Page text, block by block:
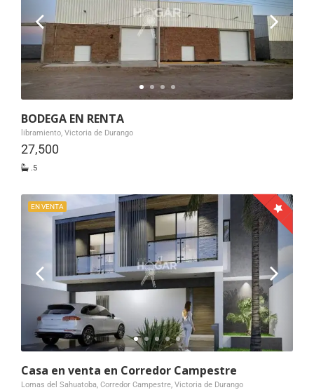
BODEGA EN RENTA
libramiento, Victoria de Durango
27,500
.5
EN VENTA
Casa en venta en Corredor Campestre
Lomas del Sahuatoba, Corredor Campestre, Victoria de Durango